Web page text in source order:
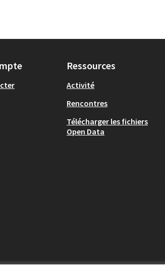
Ressources
Activité
Rencontres
Télécharger les fichiers
Open Data